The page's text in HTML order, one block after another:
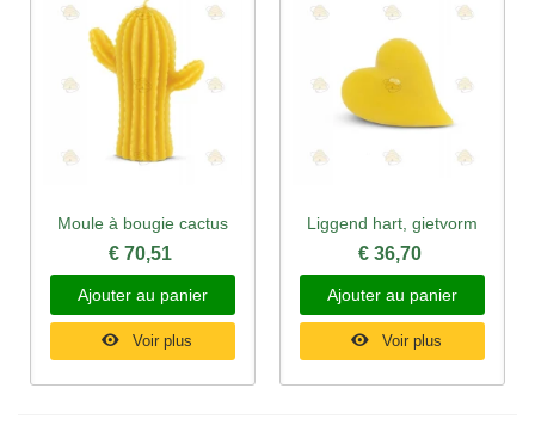
Moule à bougie cactus
€ 70,51
Ajouter au panier
Voir plus
Liggend hart, gietvorm
€ 36,70
Ajouter au panier
Voir plus